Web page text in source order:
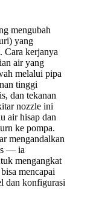
mengubah
yang
Cara kerjanya
air yang
melalui pipa
tinggi
dan tekanan
nozzle ini
air hisap dan
ke pompa.
mengandalkan
— ia
mengangkat
mencapai
dan konfigurasi